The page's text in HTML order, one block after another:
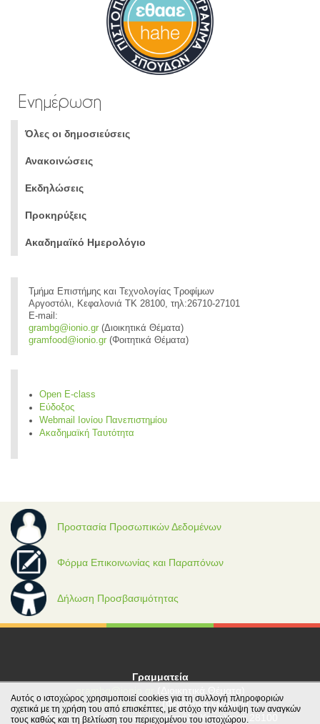
Ενημέρωση
Όλες οι δημοσιεύσεις
Ανακοινώσεις
Εκδηλώσεις
Προκηρύξεις
Ακαδημαϊκό Ημερολόγιο
Τμήμα Επιστήμης και Τεχνολογίας Τροφίμων
Αργοστόλι, Κεφαλονιά ΤΚ 28100, τηλ:26710-27101
E-mail:
grambg@ionio.gr (Διοικητικά Θέματα)
gramfood@ionio.gr (Φοιτητικά Θέματα)
Open E-class
Εύδοξος
Webmail Ιονίου Πανεπιστημίου
Ακαδημαϊκή Ταυτότητα
Προστασία Προσωπικών Δεδομένων
Φόρμα Επικοινωνίας και Παραπόνων
Δήλωση Προσβασιμότητας
Γραμματεία
gramfood@ionio.gr(Φοιτητικά Θέματα)
Tέρμα Λεωφ. Βεργωτή, Αργοστόλι, Κεφαλονιά 28100
Αυτός ο ιστοχώρος χρησιμοποιεί cookies για τη συλλογή πληροφοριών
σχετικά με τη χρήση του από επισκέπτες, με στόχο την κάλυψη των αναγκών
τους καθώς και τη βελτίωση του περιεχομένου του ιστοχώρου.